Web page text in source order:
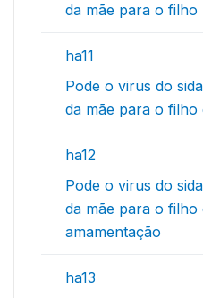
da mãe para o filho
ha11
Pode o virus do
da mãe para o
ha12
Pode o virus do
da mãe para o filho
amamentação
ha13